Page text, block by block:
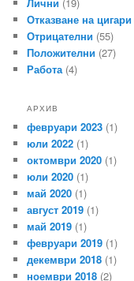
Отказване на цигари
Отрицателни (55)
Положителни (27)
Работа (4)
АРХИВ
февруари 2023 (1)
юли 2022 (1)
октомври 2020 (1)
юли 2020 (1)
май 2020 (1)
август 2019 (1)
май 2019 (1)
февруари 2019 (1)
декември 2018 (1)
ноември 2018 (2)